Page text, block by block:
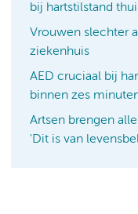
bij hartstilstand
Vrouwen slechter
ziekenhuis
AED cruciaal bij
binnen zes
Artsen brengen
'Dit is van